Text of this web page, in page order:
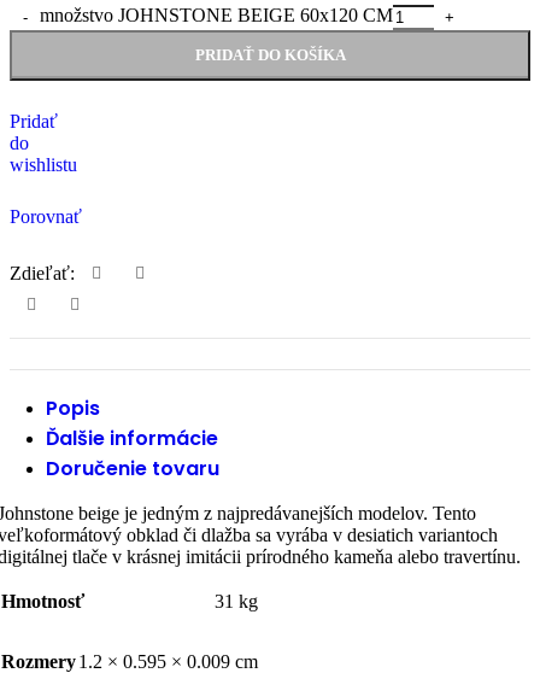
množstvo JOHNSTONE BEIGE 60x120 CM
PRIDAŤ DO KOŠÍKA
Pridať
do
wishlistu
Porovnať
Zdieľať:
Popis
Ďalšie informácie
Doručenie tovaru
beige je jedným z najpredávanejších modelov. Tento
obklad či dlažba sa vyrába v desiatich variantoch
tlače v krásnej imitácii prírodného kameňa alebo travertínu.
Hmotnosť 31 kg
Rozmery1.2 × 0.595 × 0.009 cm